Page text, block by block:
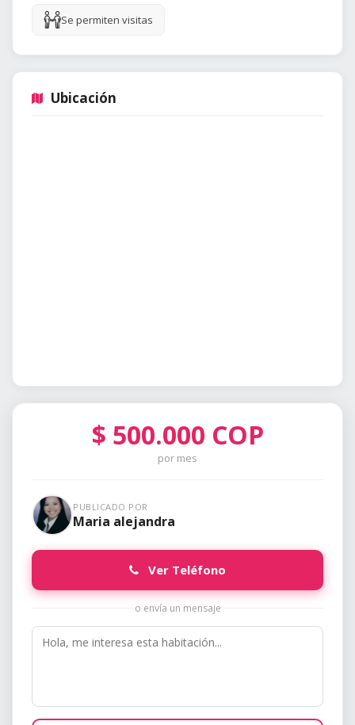
Se permiten visitas
Ubicación
$ 500.000 COP
por mes
PUBLICADO POR
Maria alejandra
Ver Teléfono
o envía un mensaje